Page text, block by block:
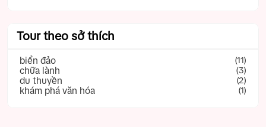
Tour theo sở thích
biển đảo (11)
chữa lành (3)
du thuyền (2)
khám phá văn hóa (1)